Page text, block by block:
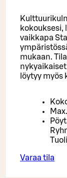
kokouksesi,
vaikkapa
mukaan.
löytyy myös
Varaa tila